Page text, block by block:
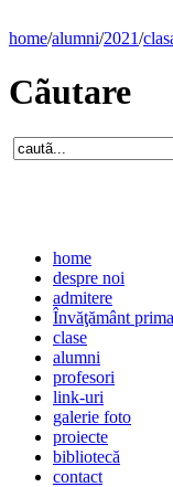
home/alumni/2021/
Cãutare
home
despre noi
admitere
Învăţământ
clase
alumni
profesori
link-uri
galerie foto
proiecte
bibliotecă
contact